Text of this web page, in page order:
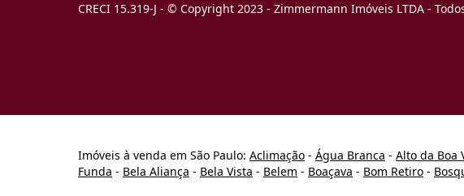
CRECI 15.319-J - © Copyright 2023 - Zimmermann Imóveis LTDA -
Imóveis à venda em São Paulo: Aclimação - Água Branca - Alto da Boa
Funda - Bela Aliança - Bela Vista - Belem - Boaçava - Bom Retiro -